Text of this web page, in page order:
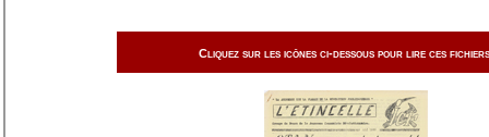
Cliquez sur les icônes ci-dessous pour lire ces